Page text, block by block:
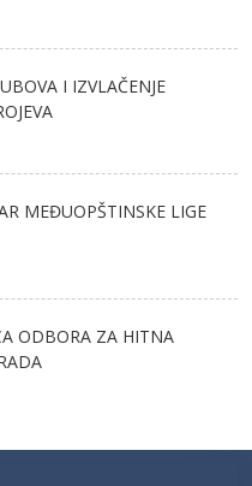
I IZVLAČENJE
MEĐUOPŠTINSKE LIGE
ODBORA ZA HITNA